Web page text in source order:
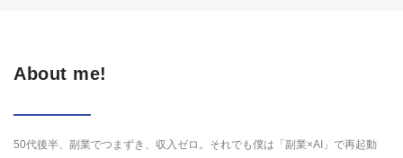
About me!
50代後半、副業でつまずき、収入ゼロ。それでも僕は「副業×AI」で再起動